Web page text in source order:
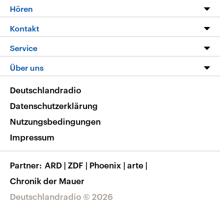
Programm
Die Nachrichten
Nachrichtenleicht
Neue Beiträge auf dlf.de
Hören
Livestream
Podcasts
Deutschlandfunk App
Nachrichten App
Frequenzen
Kontakt
Hörerservice
Service
FAQ
Veranstaltungen
Musikliste
RSS
Über uns
Barrierefreiheit
Deutschlandradio © 2026
Deutschlandradio
Datenschutzerklärung
Nutzungsbedingungen
Impressum
Partner ARD | ZDF | Phoenix | arte |
Chronik der Mauer